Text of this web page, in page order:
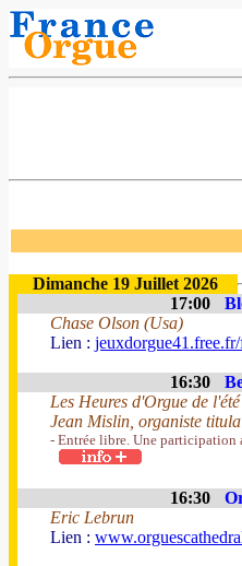
Dimanche 19 Juillet 2026
17:00
Chase Olson (Usa)
Lien :
16:30
Les Heures d'Orgue de
Jean Mislin, organiste
- Entrée libre. Une participation
16:30
Eric Lebrun
Lien :